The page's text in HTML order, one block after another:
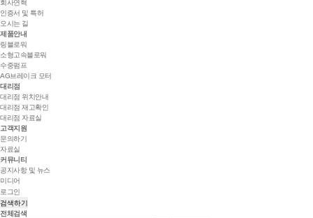
회사연혁
인증서 및 특허
오시는 길
제품안내
링블로워
소형고속블로워
수중펌프
AG브레이크 모터
대리점
대리점 위치안내
대리점 재고확인
대리점 자료실
고객지원
문의하기
자료실
커뮤니티
공지사항 및 뉴스
미디어
로그인
검색하기
전체검색